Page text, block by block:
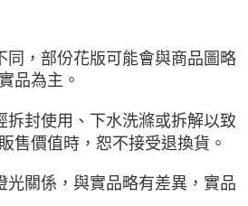
同，部份花版可能會與商品圖略
品為主。
拆封使用、下水洗滌或拆解以致
售價值時，恕不接受退換貨。
光關係，與實品略有差異，實品